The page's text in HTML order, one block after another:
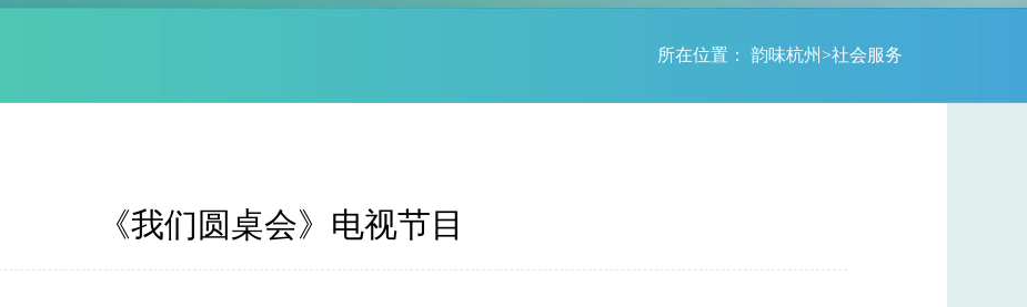
所在位置： 韵味杭州>社会服务
《我们圆桌会》电视节目